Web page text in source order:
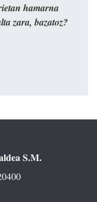
hamarna
zara, bazatoz?
S.M.